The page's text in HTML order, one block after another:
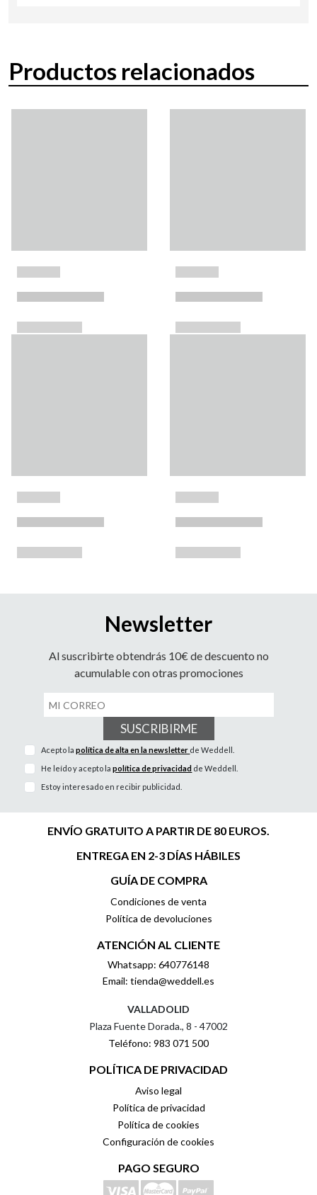
Productos relacionados
Newsletter
Al suscribirte obtendrás 10€ de descuento no
acumulable con otras promociones
SUSCRIBIRME
Acepto lapolítica de alta en la newsletter de Weddell.
He leído y acepto lapolítica de privacidad de Weddell.
Estoy interesado en recibir publicidad.
ENVÍO GRATUITO A PARTIR DE 80 EUROS.
ENTREGA EN 2-3 DÍAS HÁBILES
GUÍA DE COMPRA
Condiciones de venta
Política de devoluciones
ATENCIÓN AL CLIENTE
Whatsapp: 640776148
Email: tienda@weddell.es
VALLADOLID
Plaza Fuente Dorada., 8 - 47002
Teléfono: 983 071 500
POLÍTICA DE PRIVACIDAD
Aviso legal
Política de privacidad
Política de cookies
Configuración de cookies
PAGO SEGURO